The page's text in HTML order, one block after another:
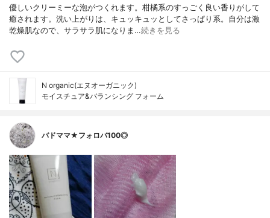
優しいクリーミーな泡がつくれます。柑橘系のすっごく良い香りがして
癒されます。洗い上がりは、キュッキュッとしてさっぱり系。自分は激
乾燥肌なので、サラサラ肌になりま…続きを見る
N organic(エヌオーガニック)
モイスチュア&バランシング フォーム
バドママ★フォロバ100◎